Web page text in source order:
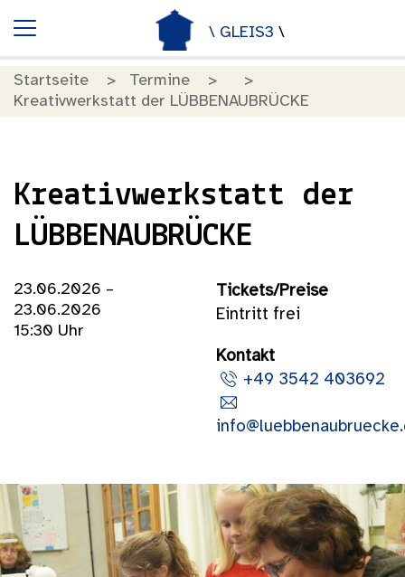
\ GLEIS3\
Startseite
Termine
Kreativwerkstatt der LÜBBENAUBRÜCKE
Kreativwerkstatt der
LÜBBENAUBRÜCKE
23.06.2026 –
23.06.2026
15:30 Uhr
Tickets/Preise
Eintritt frei
Kontakt
+49 3542 403692